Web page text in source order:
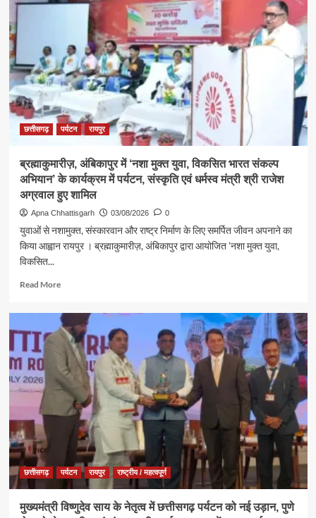
प्रथम
कैबिनेट
मंत्री
श्री
राजेश
अग्रवाल
ने
लखनपुर
में
विधि-
विधान
जलाभिषेक,
प्रदेशवासियों
शांति,
और
खुशहाली
की
कामना
छत्तीसगढ़ पर्यटन रायपुर
ब्रह्माकुमारीज़, अंबिकापुर में ‘नशा मुक्त युवा, विकसित भारत संकल्प
अभियान’ के कार्यक्रम में पर्यटन, संस्कृति एवं धर्मस्व मंत्री श्री राजेश
अग्रवाल हुए शामिल
Apna Chhattisgarh 03/08/2026 0
युवाओं से नशामुक्त, संस्कारवान और राष्ट्र निर्माण के लिए समर्पित जीवन अपनाने का
किया आह्वान रायपुर । ब्रह्माकुमारीज़, अंबिकापुर द्वारा आयोजित ’नशा मुक्त युवा,
विकसित...
Read MoreRead
ब्रह्माकुमारीज़,
अंबिकापुर
मुक्त
युवा,
विकसित
भारत
संकल्प
अभियान’
कार्यक्रम
संस्कृति
छत्तीसगढ़ पर्यटन रायपुर राष्ट्रीय / महत्वपूर्ण
मुख्यमंत्री विष्णुदेव साय के नेतृत्व में छत्तीसगढ़ पर्यटन को नई उड़ान, पुणे